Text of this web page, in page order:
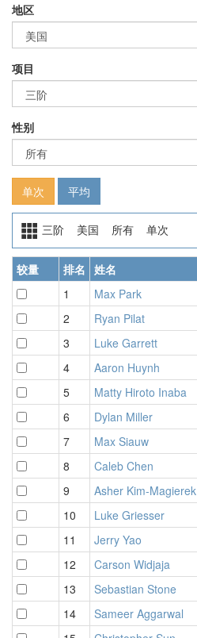
地区
项目
性别
单次 平均
三阶 美国 所有 单次
较量 排名 姓名
1
Max Park
2
Ryan Pilat
3
Luke Garrett
4
Aaron Huynh
5
Matty Hiroto Inaba
6
Dylan Miller
7
Max Siauw
8
Caleb Chen
9
Asher Kim-Magierek
10
Luke Griesser
11
Jerry Yao
12
Carson Widjaja
13
Sebastian Stone
14
Sameer Aggarwal